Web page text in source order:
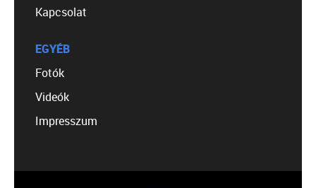
Kapcsolat
EGYÉB
Fotók
Videók
Impresszum